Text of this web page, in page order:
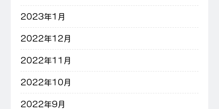
2023年1月
2022年12月
2022年11月
2022年10月
2022年9月